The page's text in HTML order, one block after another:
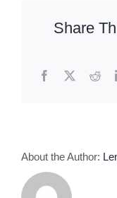
Share
Facebook
X
About the Author: